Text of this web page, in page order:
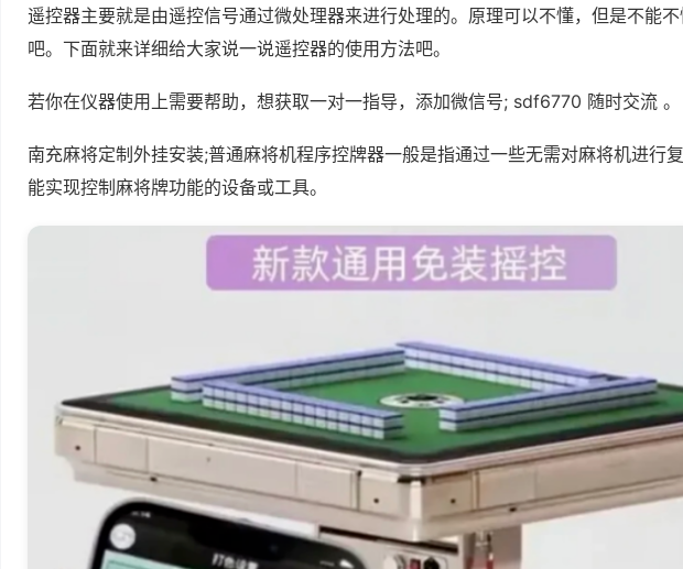
遥控器主要就是由遥控信号通过微处理器来进行处理的。原理可以不懂，但是不能不
吧。下面就来详细给大家说一说遥控器的使用方法吧。
若你在仪器使用上需要帮助，想获取一对一指导，添加微信号; sdf6770 随时交流 。
南充麻将定制外挂安装;普通麻将机程序控牌器一般是指通过一些无需对麻将机进行
能实现控制麻将牌功能的设备或工具。